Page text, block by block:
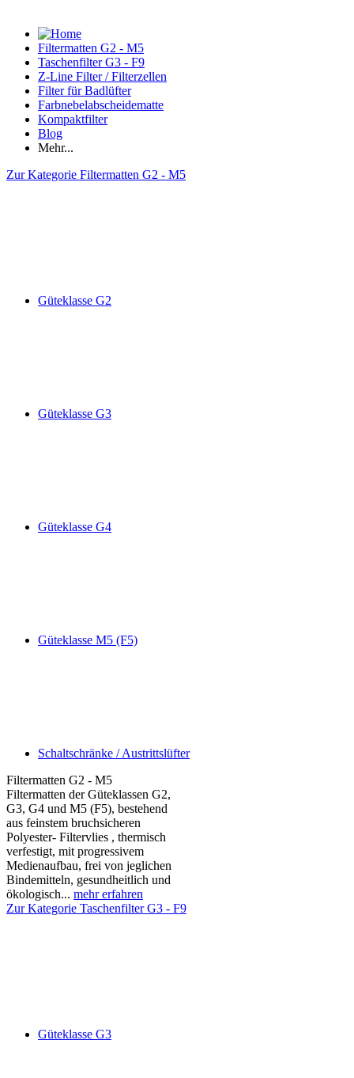
Filtermatten G2 - M5
Taschenfilter G3 - F9
Z-Line Filter / Filterzellen
Filter für Badlüfter
Farbnebelabscheidematte
Kompaktfilter
Blog
Mehr...
Zur Kategorie Filtermatten G2 - M5
Güteklasse G2
Güteklasse G3
Güteklasse G4
Güteklasse M5 (F5)
Schaltschränke / Austrittslüfter
Filtermatten G2 - M5
Filtermatten der Güteklassen G2,
G3, G4 und M5 (F5), bestehend
aus feinstem bruchsicheren
Polyester- Filtervlies , thermisch
verfestigt, mit progressivem
Medienaufbau, frei von jeglichen
Bindemitteln, gesundheitlich und
ökologisch... mehr erfahren
Zur Kategorie Taschenfilter G3 - F9
Güteklasse G3